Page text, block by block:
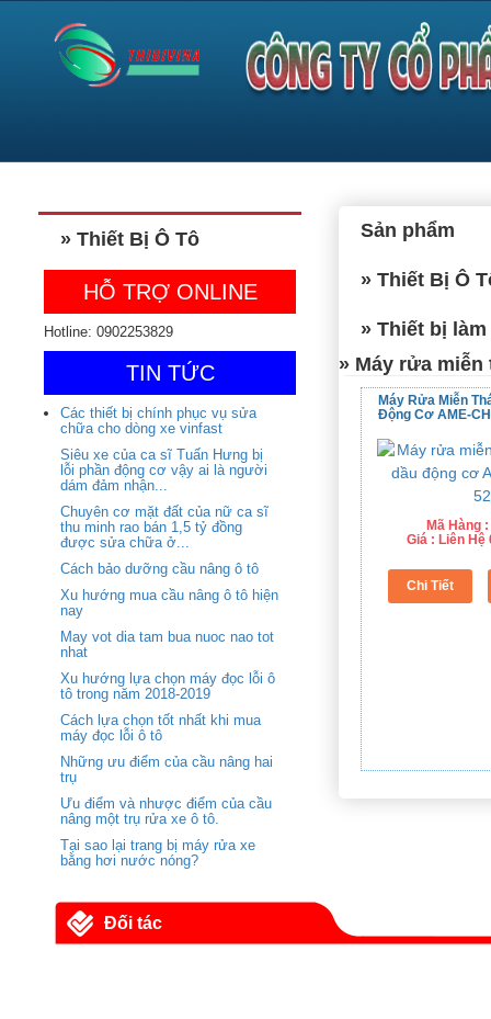
» Thiết Bị Ô Tô
HỖ TRỢ ONLINE
Hotline: 0902253829
TIN TỨC
Các thiết bị chính phục vụ sửa
chữa cho dòng xe vinfast
Siêu xe của ca sĩ Tuấn Hưng bị
lỗi phần động cơ vậy ai là người
dám đảm nhận...
Chuyên cơ mặt đất của nữ ca sĩ
thu minh rao bán 1,5 tỷ đồng
được sửa chữa ở...
Cách bảo dưỡng cầu nâng ô tô
Xu hướng mua cầu nâng ô tô hiện
nay
May vot dia tam bua nuoc nao tot
nhat
Xu hướng lựa chọn máy đọc lỗi ô
tô trong năm 2018-2019
Cách lựa chọn tốt nhất khi mua
máy đọc lỗi ô tô
Những ưu điểm của cầu nâng hai
trụ
Ưu điểm và nhược điểm của cầu
nâng một trụ rửa xe ô tô.
Tại sao lại trang bị máy rửa xe
bằng hơi nước nóng?
Sản phẩm
» Thiết Bị Ô
» Thiết bị
» Máy rửa miễn
Máy Rửa Miễn
Động Cơ AME-
Mã Hàng
Giá : Liên Hệ
Đối tác